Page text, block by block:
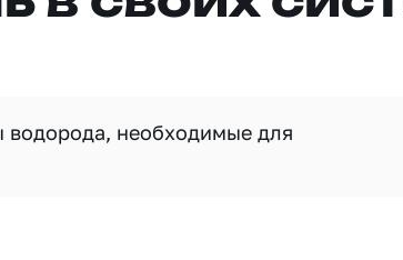
водорода, необходимые для